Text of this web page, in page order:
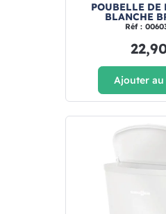
POUBELLE DE
BLANCHE
Réf :
Ajouter